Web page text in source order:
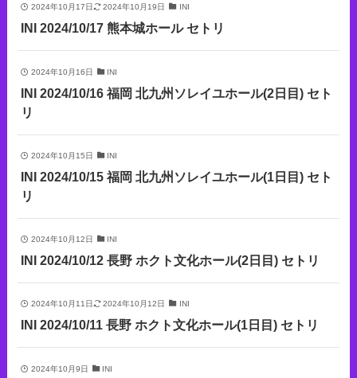
2024年10月17日 2024年10月19日 INI
INI 2024/10/17 熊本城ホール セトリ
2024年10月16日 INI
INI 2024/10/16 福岡 北九州ソレイユホール(2日目) セト
リ
2024年10月15日 INI
INI 2024/10/15 福岡 北九州ソレイユホール(1日目) セト
リ
2024年10月12日 INI
INI 2024/10/12 長野 ホクト文化ホール(2日目) セトリ
2024年10月11日 2024年10月12日 INI
INI 2024/10/11 長野 ホクト文化ホール(1日目) セトリ
2024年10月9日 INI